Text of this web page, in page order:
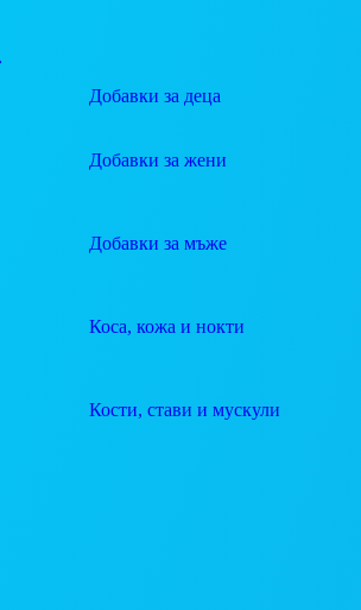
Добавки за деца
Добавки за жени
Добавки за мъже
Коса, кожа и нокти
Кости, стави и мускули